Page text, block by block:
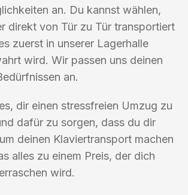
an. Du kannst wählen,
direkt von Tür zu Tür transportiert
zuerst in unserer Lagerhalle
wird. Wir passen uns deinen
an.
dir einen stressfreien Umzug zu
dafür zu sorgen, dass du dir
deinen Klaviertransport machen
alles zu einem Preis, der dich
wird.